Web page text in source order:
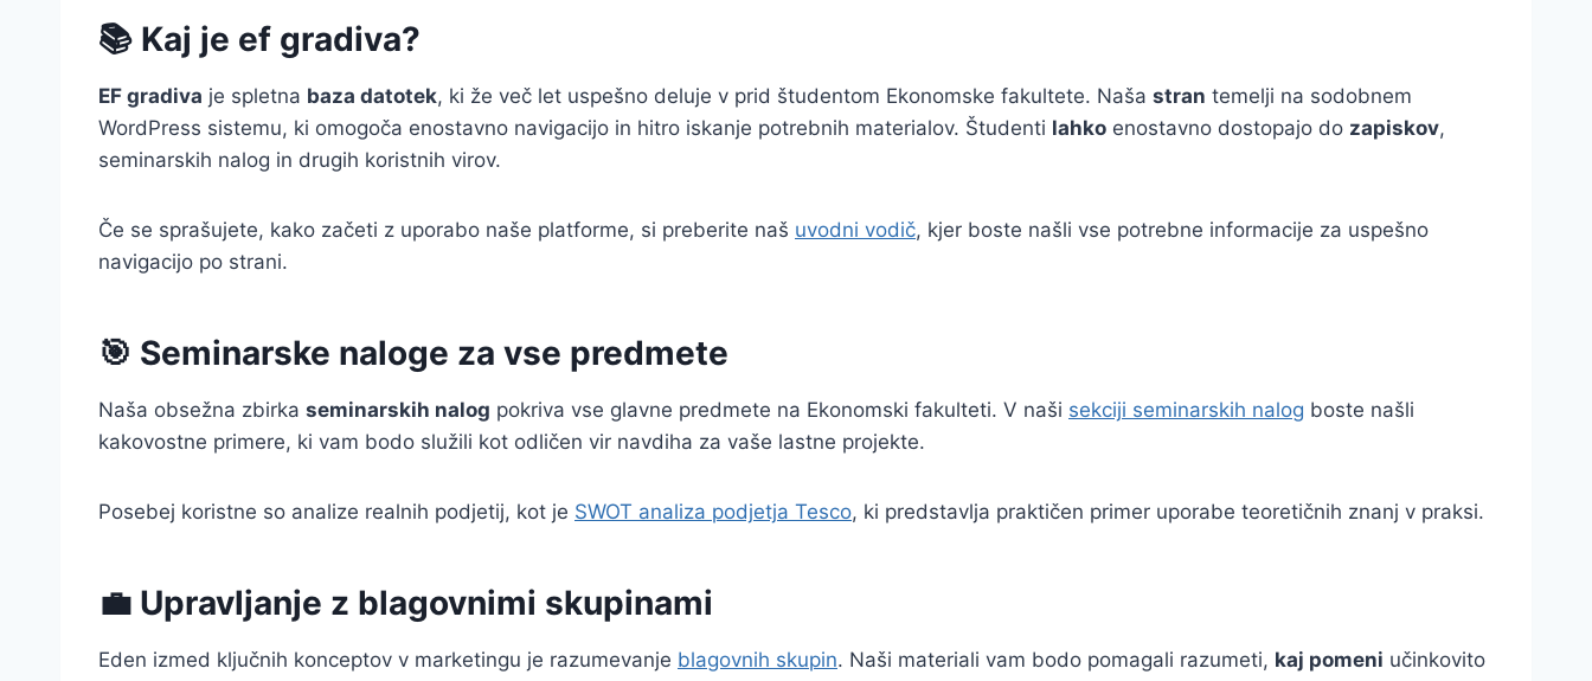
📚 Kaj je ef gradiva?
EF gradiva je spletna baza datotek, ki že več let uspešno deluje v prid študentom Ekonomske fakultete. Naša stran temelji na sodobnem
WordPress sistemu, ki omogoča enostavno navigacijo in hitro iskanje potrebnih materialov. Študenti lahko enostavno dostopajo do zapiskov,
seminarskih nalog in drugih koristnih virov.
Če se sprašujete, kako začeti z uporabo naše platforme, si preberite naš uvodni vodič, kjer boste našli vse potrebne informacije za uspešno
navigacijo po strani.
🎯 Seminarske naloge za vse predmete
Naša obsežna zbirka seminarskih nalog pokriva vse glavne predmete na Ekonomski fakulteti. V naši sekciji seminarskih nalog boste našli
kakovostne primere, ki vam bodo služili kot odličen vir navdiha za vaše lastne projekte.
Posebej koristne so analize realnih podjetij, kot je SWOT analiza podjetja Tesco, ki predstavlja praktičen primer uporabe teoretičnih znanj v praksi.
💼 Upravljanje z blagovnimi skupinami
Eden izmed ključnih konceptov v marketingu je razumevanje blagovnih skupin. Naši materiali vam bodo pomagali razumeti, kaj pomeni učinkovito